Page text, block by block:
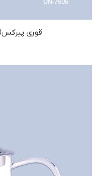
قوری پیرکس850میل ضخامت 3میل درب استیل